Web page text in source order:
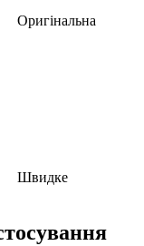
Оригінальна
Швидке